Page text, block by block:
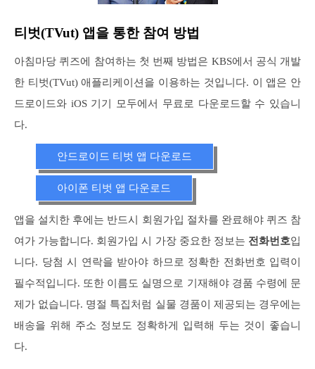
티벗(TVut) 앱을 통한 참여 방법
아침마당 퀴즈에 참여하는 첫 번째 방법은 KBS에서 공식 개발
한 티벗(TVut) 애플리케이션을 이용하는 것입니다. 이 앱은 안
드로이드와 iOS 기기 모두에서 무료로 다운로드할 수 있습니
다.
안드로이드 티벗 앱 다운로드
아이폰 티벗 앱 다운로드
앱을 설치한 후에는 반드시 회원가입 절차를 완료해야 퀴즈 참
여가 가능합니다. 회원가입 시 가장 중요한 정보는 전화번호입
니다. 당첨 시 연락을 받아야 하므로 정확한 전화번호 입력이
필수적입니다. 또한 이름도 실명으로 기재해야 경품 수령에 문
제가 없습니다. 명절 특집처럼 실물 경품이 제공되는 경우에는
배송을 위해 주소 정보도 정확하게 입력해 두는 것이 좋습니
다.